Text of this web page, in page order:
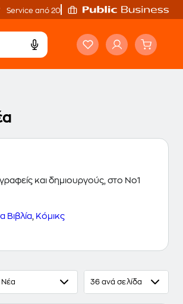
Service από 20'
και δημιουργούς, στο Νο1
Βιβλία Κόμικς
Νέα 36 ανά σελίδα